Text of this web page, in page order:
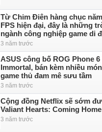
Từ Chim Điên hàng chục
FPS hiện đại, đây là những
ngành công nghiệp game di
3 năm trước
ASUS công bố ROG Phone
Immortal, bán kèm nhiều
game thủ đam mê sưu tầm
3 năm trước
Cộng đồng Netflix sẽ sớm
Valiant Hearts: Coming Home
3 năm trước